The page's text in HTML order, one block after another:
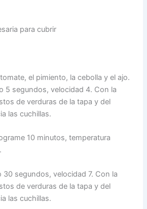
para cubrir
el pimiento, la cebolla y el ajo.
5 segundos, velocidad 4. Con la
de verduras de la tapa y del
las cuchillas.
10 minutos, temperatura
30 segundos, velocidad 7. Con la
de verduras de la tapa y del
las cuchillas.